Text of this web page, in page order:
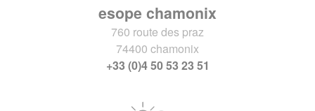
esope chamonix
760 route des praz
74400 chamonix
+33 (0)4 50 53 23 51